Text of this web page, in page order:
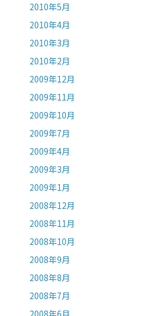
2010年5月
2010年4月
2010年3月
2010年2月
2009年12月
2009年11月
2009年10月
2009年7月
2009年4月
2009年3月
2009年1月
2008年12月
2008年11月
2008年10月
2008年9月
2008年8月
2008年7月
2008年6月